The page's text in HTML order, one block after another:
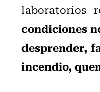
laboratorios
condiciones
desprender,
incendio,